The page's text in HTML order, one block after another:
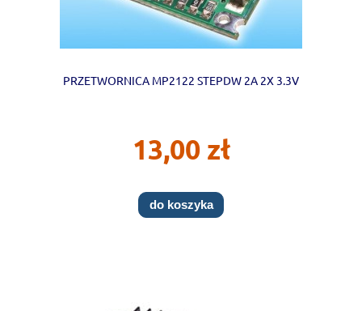
PRZETWORNICA MP2122 STEPDW 2A 2X 3.3V
13,00 zł
do koszyka